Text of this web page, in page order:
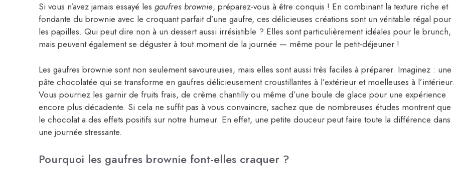
Si vous n’avez jamais essayé les gaufres brownie, préparez-vous à être conquis ! En combinant la texture riche et
fondante du brownie avec le croquant parfait d’une gaufre, ces délicieuses créations sont un véritable régal pour
les papilles. Qui peut dire non à un dessert aussi irrésistible ? Elles sont particulièrement idéales pour le brunch,
mais peuvent également se déguster à tout moment de la journée — même pour le petit-déjeuner !
Les gaufres brownie sont non seulement savoureuses, mais elles sont aussi très faciles à préparer. Imaginez : une
pâte chocolatée qui se transforme en gaufres délicieusement croustillantes à l’extérieur et moelleuses à l’intérieur.
Vous pourriez les garnir de fruits frais, de crème chantilly ou même d’une boule de glace pour une expérience
encore plus décadente. Si cela ne suffit pas à vous convaincre, sachez que de nombreuses études montrent que
le chocolat a des effets positifs sur notre humeur. En effet, une petite douceur peut faire toute la différence dans
une journée stressante.
Pourquoi les gaufres brownie font-elles craquer ?